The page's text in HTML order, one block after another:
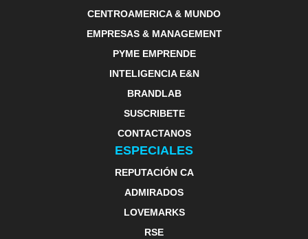
CENTROAMERICA & MUNDO
EMPRESAS & MANAGEMENT
PYME EMPRENDE
INTELIGENCIA E&N
BRANDLAB
SUSCRIBETE
CONTACTANOS
ESPECIALES
REPUTACIÓN CA
ADMIRADOS
LOVEMARKS
RSE